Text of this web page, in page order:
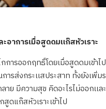
อาการเมื่อสูดดมแก๊สหัวเราะ
กการออกฤทธิ์โดยเมื่อสูดดมเข้
ารส่งกระเเสประสาท ทั้งยังเ
าย มีความสุข คิดอะไรไม่ออกเเ
ดแก๊สหัวเราะเข้าไป